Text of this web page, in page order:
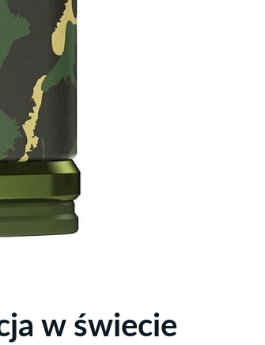
w świecie